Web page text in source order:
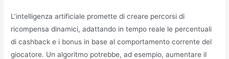
L’intelligenza artificiale promette di creare percorsi di
ricompensa dinamici, adattando in tempo reale le percentuali
di cashback e i bonus in base al comportamento corrente del
giocatore. Un algoritmo potrebbe, ad esempio, aumentare il